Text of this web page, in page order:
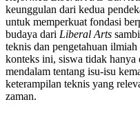
keunggulan dari kedua
untuk memperkuat fondasi
budaya dari Liberal Arts
teknis dan pengetahuan
konteks ini, siswa tidak hanya
mendalam tentang isu-isu
keterampilan teknis yang
zaman.